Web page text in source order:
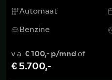
Automaat
Benzine
v.a.€ 100,- p/mndof
€ 5.700,-